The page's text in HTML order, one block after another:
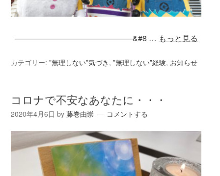
———————————————&#8 … もっと見る
カテゴリー:”無理しない”気づき ,”無理しない”経験, お知らせ
コロナで不安なあなたに・・・
2020年4月6日 by藤巻由崇 コメントする